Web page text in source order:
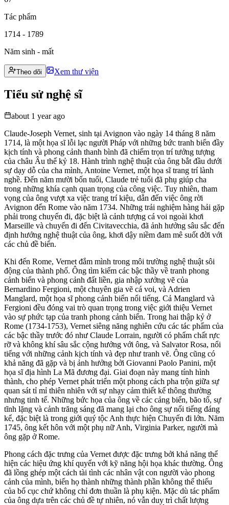
Tác phẩm
1714 - 1789
Năm sinh - mất
Theo dõi Xem thư viện
Tiểu sử nghệ sĩ
about 1 year ago
Claude-Joseph Vernet, sinh tại Avignon vào ngày 14 tháng 8 năm
1714, là một họa sĩ lỗi lạc người Pháp với những bức tranh biển đầy
kịch tính và phong cảnh thanh bình đã chiếm trọn trí tưởng tượng
của châu Âu thế kỷ 18. Hành trình nghệ thuật của ông bắt đầu dưới
sự dạy dỗ của cha mình, Antoine Vernet, một họa sĩ trang trí lành
nghề. Đến năm mười bốn tuổi, Claude trẻ tuổi đã phụ giúp cha
trong những khía cạnh quan trọng của công việc. Tuy nhiên, tham
vọng của ông vượt xa việc trang trí kiệu, dẫn đến việc ông rời
Avignon đến Rome vào năm 1734. Những trải nghiệm hàng hải gặp
phải trong chuyến đi, đặc biệt là cảnh tượng cá voi ngoài khơi
Marseille và chuyến đi đến Civitavecchia, đã ảnh hưởng sâu sắc đến
định hướng nghệ thuật của ông, khơi dậy niềm đam mê suốt đời với
các chủ đề biển.
Khi đến Rome, Vernet đắm mình trong môi trường nghệ thuật sôi
động của thành phố. Ông tìm kiếm các bậc thầy về tranh phong
cảnh biển và phong cảnh đất liền, gia nhập xưởng vẽ của
Bernardino Fergioni, một chuyên gia vẽ cá voi, và Adrien
Manglard, một họa sĩ phong cảnh biển nổi tiếng. Cả Manglard và
Fergioni đều đóng vai trò quan trọng trong việc giới thiệu Vernet
vào sự phức tạp của tranh phong cảnh biển. Trong hai thập kỷ ở
Rome (1734-1753), Vernet siêng năng nghiên cứu các tác phẩm của
các bậc thầy trước đó như Claude Lorrain, người có phẩm chất rực
rỡ và không khí sâu sắc cộng hưởng với ông, và Salvator Rosa, nổi
tiếng với những cảnh kịch tính và đẹp như tranh vẽ. Ông cũng có
khả năng đã gặp và bị ảnh hưởng bởi Giovanni Paolo Panini, một
họa sĩ địa hình La Mã đương đại. Giai đoạn này mang tính hình
thành, cho phép Vernet phát triển một phong cách pha trộn giữa sự
quan sát tỉ mỉ thiên nhiên với sự nhạy cảm thiết kế thông thường
nhưng tinh tế. Những bức họa của ông về các cảng biển, bão tố, sự
tĩnh lặng và cảnh trăng sáng đã mang lại cho ông sự nổi tiếng đáng
kể, đặc biệt là trong giới quý tộc Anh thực hiện Chuyến đi lớn. Năm
1745, ông kết hôn với một phụ nữ Anh, Virginia Parker, người mà
ông gặp ở Rome.
Phong cách đặc trưng của Vernet được đặc trưng bởi khả năng thể
hiện các hiệu ứng khí quyển với kỹ năng hội họa khác thường. Ông
đã lồng ghép một cách tài tình các nhân vật con người vào phong
cảnh của mình, biến họ thành những thành phần không thể thiếu
của bố cục chứ không chỉ đơn thuần là phụ kiện. Mặc dù tác phẩm
của ông dựa trên các chủ đề tự nhiên, nó vẫn duy trì chất lượng